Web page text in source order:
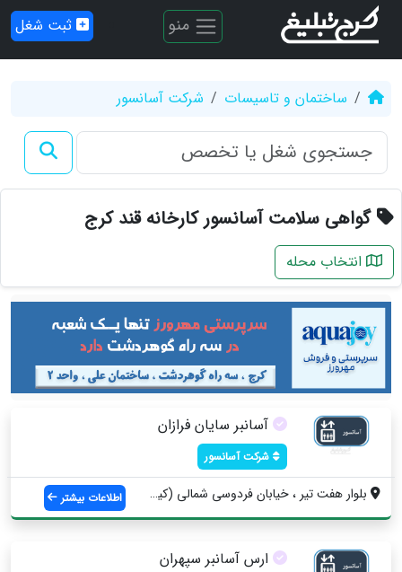
منو ثبت شغل
ساختمان و تاسیسات شرکت آسانسور
گواهی سلامت آسانسور کارخانه قند کرج
انتخاب محله
آسانبر سایان فرازان
شرکت آسانسور
بلوار هفت تیر ، خیابان فردوسی شمالی (کیا... اطلاعات بیشتر
ارس آسانبر سپهران